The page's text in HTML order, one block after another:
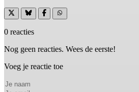
0 reacties
Nog geen reacties. Wees de eerste!
Voeg je reactie toe